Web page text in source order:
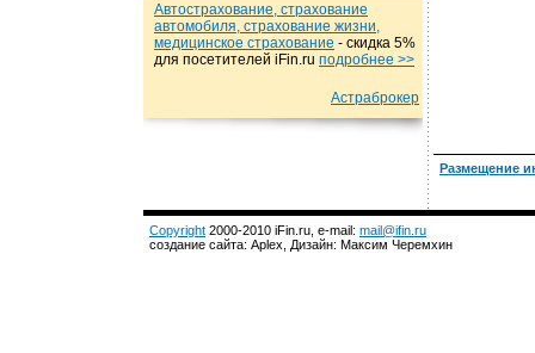
Автострахование, страхование
автомобиля, страхование жизни,
медицинское страхование - cкидка 5%
для посетителей iFin.ru подробнеe >>
Астраброкер
Размещение
Copyright 2000-2010 iFin.ru, e-mail: mail@ifin.ru
создание сайта: Aplex, Дизайн: Максим Черемхин